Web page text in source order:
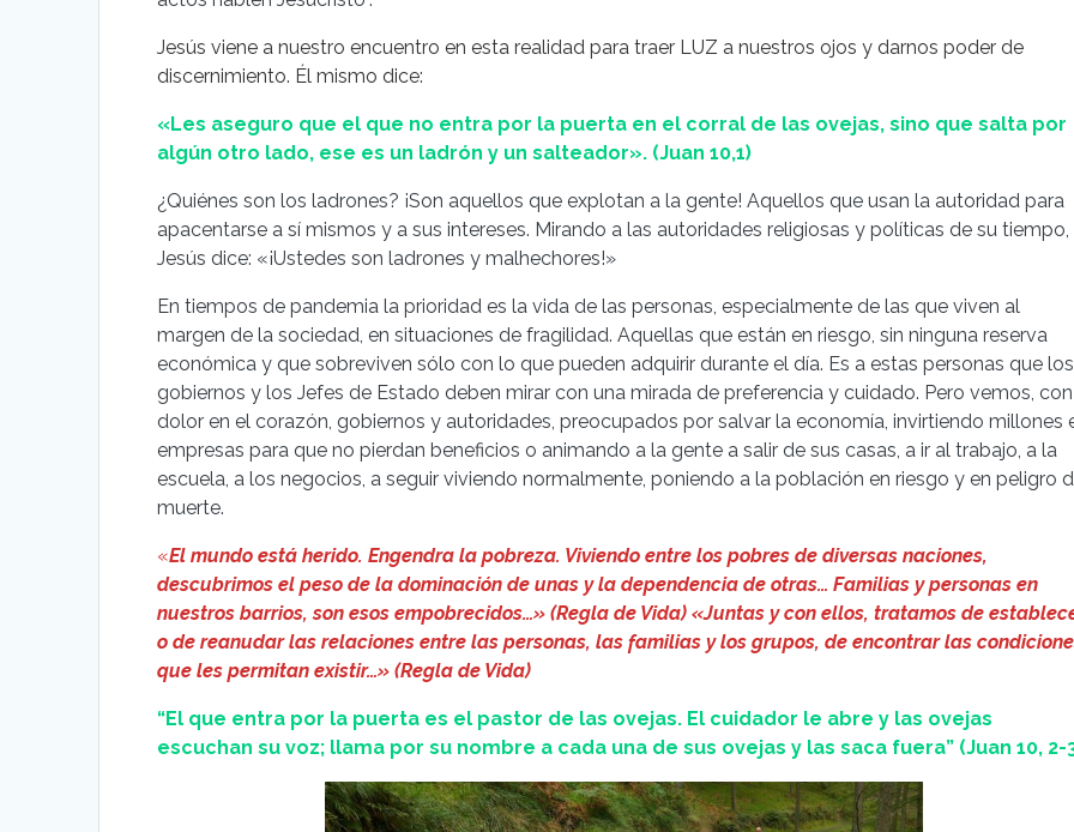
Jesús viene a nuestro encuentro en esta realidad para traer LUZ a nuestros ojos y darnos poder de
discernimiento. Él mismo dice:
«Les aseguro que el que no entra por la puerta en el corral de las ovejas, sino que salta por
algún otro lado, ese es un ladrón y un salteador». (Juan 10,1)
¿Quiénes son los ladrones? ¡Son aquellos que explotan a la gente! Aquellos que usan la autoridad para
apacentarse a sí mismos y a sus intereses. Mirando a las autoridades religiosas y políticas de su tiempo,
Jesús dice: «¡Ustedes son ladrones y malhechores!»
En tiempos de pandemia la prioridad es la vida de las personas, especialmente de las que viven al
margen de la sociedad, en situaciones de fragilidad. Aquellas que están en riesgo, sin ninguna reserva
económica y que sobreviven sólo con lo que pueden adquirir durante el día. Es a estas personas que los
gobiernos y los Jefes de Estado deben mirar con una mirada de preferencia y cuidado. Pero vemos, con
dolor en el corazón, gobiernos y autoridades, preocupados por salvar la economía, invirtiendo millones
empresas para que no pierdan beneficios o animando a la gente a salir de sus casas, a ir al trabajo, a la
escuela, a los negocios, a seguir viviendo normalmente, poniendo a la población en riesgo y en peligro
muerte.
«El mundo está herido. Engendra la pobreza. Viviendo entre los pobres de diversas naciones,
descubrimos el peso de la dominación de unas y la dependencia de otras… Familias y personas en
nuestros barrios, son esos empobrecidos…» (Regla de Vida) «Juntas y con ellos, tratamos de
o de reanudar las relaciones entre las personas, las familias y los grupos, de encontrar las
que les permitan existir…» (Regla de Vida)
“El que entra por la puerta es el pastor de las ovejas. El cuidador le abre y las ovejas
escuchan su voz; llama por su nombre a cada una de sus ovejas y las saca fuera” (Juan 10, 2-